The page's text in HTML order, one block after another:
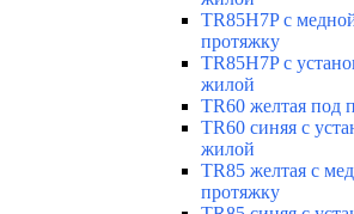
TR85H7P с
протяжку
TR85H7P с
жилой
TR60 желтая под
TR60 синяя с
жилой
TR85 желтая с
протяжку